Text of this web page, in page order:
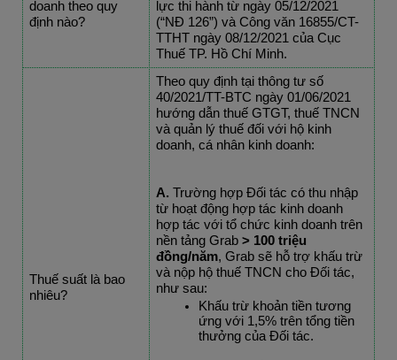
doanh theo quy
định nào?
lực thi hành từ ngày 05/12/2021
(“NĐ 126”) và Công văn 16855/CT-
TTHT ngày 08/12/2021 của Cục
Thuế TP. Hồ Chí Minh.
Thuế suất là bao
nhiêu?
Theo quy định tại thông tư số
40/2021/TT-BTC ngày 01/06/2021
hướng dẫn thuế GTGT, thuế TNCN
và quản lý thuế đối với hộ kinh
doanh, cá nhân kinh doanh:
A. Trường hợp Đối tác có thu nhập
từ hoạt động hợp tác kinh doanh
hợp tác với tổ chức kinh doanh trên
nền tảng Grab > 100 triệu
đồng/năm, Grab sẽ hỗ trợ khấu trừ
và nộp hộ thuế TNCN cho Đối tác,
như sau:
Khấu trừ khoản tiền tương
ứng với 1,5% trên tổng tiền
thưởng của Đối tác.